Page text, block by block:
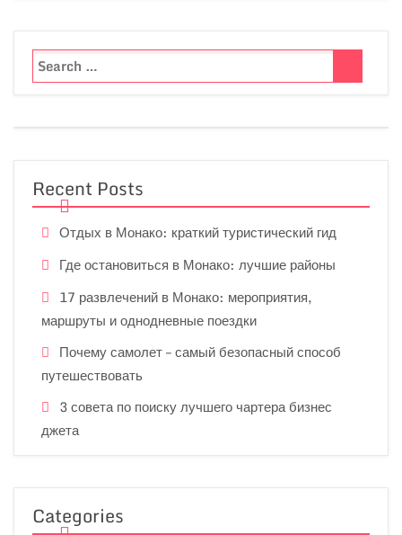
Recent Posts
Отдых в Монако: краткий туристический гид
Где остановиться в Монако: лучшие районы
17 развлечений в Монако: мероприятия,
маршруты и однодневные поездки
Почему самолет – самый безопасный способ
путешествовать
3 совета по поиску лучшего чартера бизнес
джета
Categories